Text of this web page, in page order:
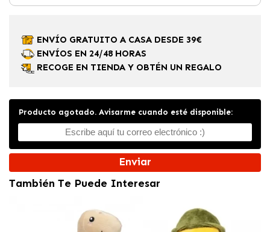
ENVÍO GRATUITO A CASA DESDE 39€
ENVÍOS EN 24/48 HORAS
RECOGE EN TIENDA Y OBTÉN UN REGALO
Producto agotado. Avisarme cuando esté disponible:
Enviar
También Te Puede Interesar